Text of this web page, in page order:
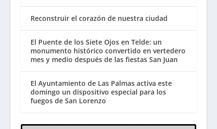
Reconstruir el corazón de nuestra ciudad
El Puente de los Siete Ojos en Telde: un
monumento histórico convertido en vertedero
mes y medio después de las fiestas San Juan
El Ayuntamiento de Las Palmas activa este
domingo un dispositivo especial para los
fuegos de San Lorenzo